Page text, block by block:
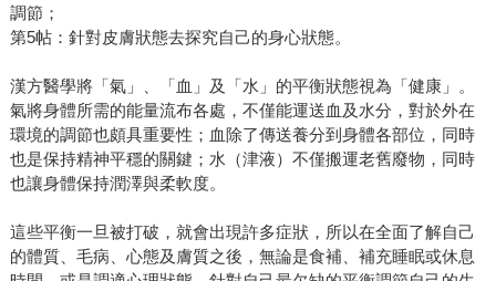
調節；
第5帖：針對皮膚狀態去探究自己的身心狀態。
漢方醫學將「氣」、「血」及「水」的平衡狀態視為「健康」。
氣將身體所需的能量流布各處，不僅能運送血及水分，對於外在
環境的調節也頗具重要性；血除了傳送養分到身體各部位，同時
也是保持精神平穩的關鍵；水（津液）不僅搬運老舊廢物，同時
也讓身體保持潤澤與柔軟度。
這些平衡一旦被打破，就會出現許多症狀，所以在全面了解自己
的體質、毛病、心態及膚質之後，無論是食補、補充睡眠或休息